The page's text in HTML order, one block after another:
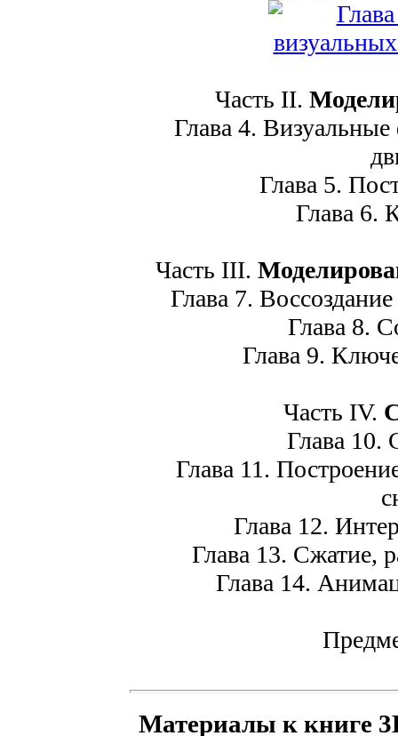
Часть II.
Глава 4.
Глава 5.
Глава 6.
Часть III.
Глава 7.
Глава 8.
Глава 9.
Часть IV.
Глава 10.
Глава 11.
Глава 12.
Глава 13. Сжатие,
Глава 14.
Материалы к книге